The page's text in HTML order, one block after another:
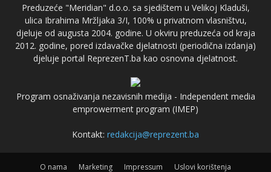
Preduzeće "Meridian" d.o.o. sa sjedištem u Velikoj Kladuši,
ulica Ibrahima Mržljaka 3/I, 100% u privatnom vlasništvu,
djeluje od augusta 2004. godine. U okviru preduzeća od kraja
2012. godine, pored izdavačke djelatnosti (periodična izdanja)
djeluje portal ReprezenT.ba kao osnovna djelatnost.
Program osnaživanja nezavisnih medija - Independent media
emprowerment program (IMEP)
Kontakt: redakcija@reprezent.ba
O nama Marketing Impressum Uslovi korištenja